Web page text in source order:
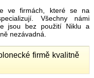
ve firmách, které se na
Všechny námi
jsou bez použití Niklu a
nezávadná.
firmě kvalitně